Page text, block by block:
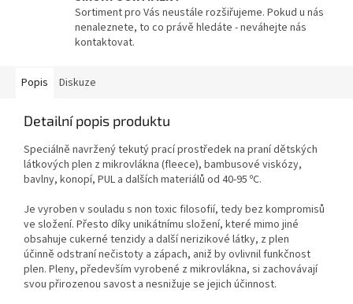
Sortiment pro Vás neustále rozšiřujeme. Pokud u nás
nenaleznete, to co právě hledáte - neváhejte nás
kontaktovat.
Popis Diskuze
Detailní popis produktu
Speciálně navržený tekutý prací prostředek na praní dětských
látkových plen z mikrovlákna (fleece), bambusové viskózy,
bavlny, konopí, PUL a dalších materiálů od 40-95 ºC.
Je vyroben v souladu s non toxic filosofií, tedy bez kompromisů
ve složení. Přesto díky unikátnímu složení, které mimo jiné
obsahuje cukerné tenzidy a další nerizikové látky, z plen
účinně odstraní nečistoty a zápach, aniž by ovlivnil funkčnost
plen. Pleny, především vyrobené z mikrovlákna, si zachovávají
svou přirozenou savost a nesnižuje se jejich účinnost.